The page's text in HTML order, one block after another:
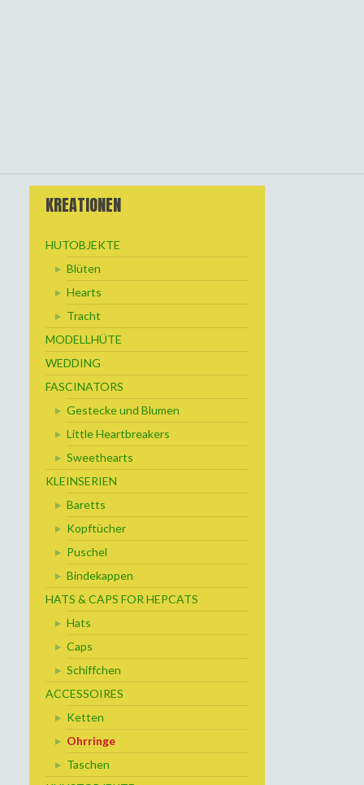
KREATIONEN
HUTOBJEKTE
Blüten
Hearts
Tracht
MODELLHÜTE
WEDDING
FASCINATORS
Gestecke und Blumen
Little Heartbreakers
Sweethearts
KLEINSERIEN
Baretts
Kopftücher
Puschel
Bindekappen
HATS & CAPS FOR HEPCATS
Hats
Caps
Schiffchen
ACCESSOIRES
Ketten
Ohrringe
Taschen